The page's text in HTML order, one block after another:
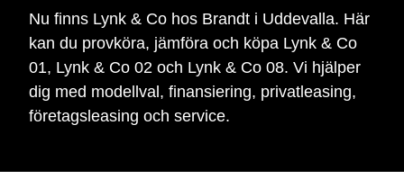
Uddevalla
Nu finns Lynk & Co hos Brandt i Uddevalla. Här
kan du provköra, jämföra och köpa Lynk & Co
01, Lynk & Co 02 och Lynk & Co 08. Vi hjälper
dig med modellval, finansiering, privatleasing,
företagsleasing och service.